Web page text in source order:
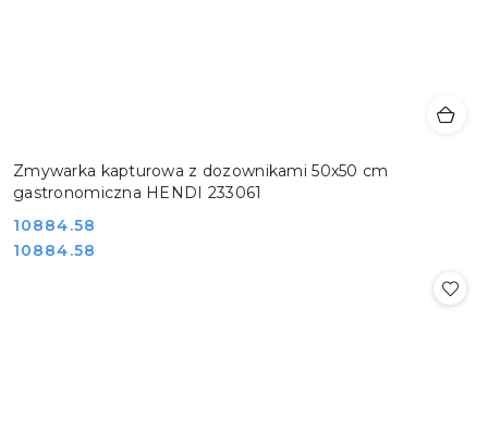
Zmywarka kapturowa z dozownikami 50x50 cm
gastronomiczna HENDI 233061
Cena:
10884.58
Cena:
10884.58